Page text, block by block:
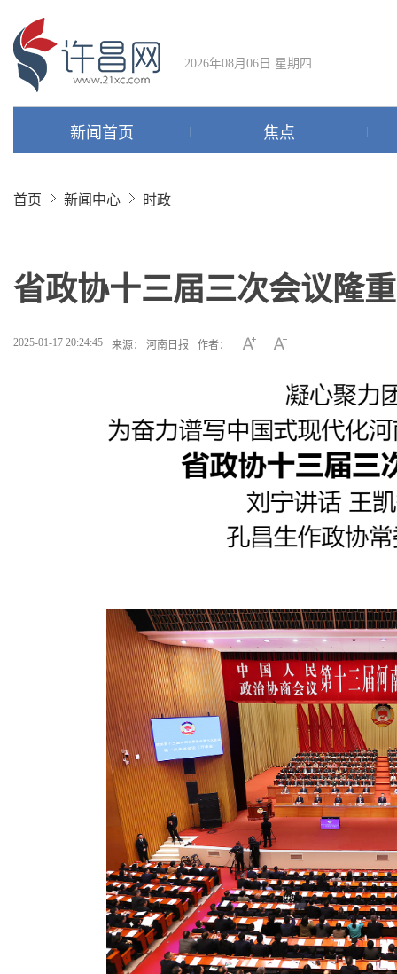
2026年08月06日 星期四
新闻首页 焦点
首页 新闻中心 时政
省政协十三届三次会议隆
2025-01-17 20:24:45 来源： 河南日报 作者：